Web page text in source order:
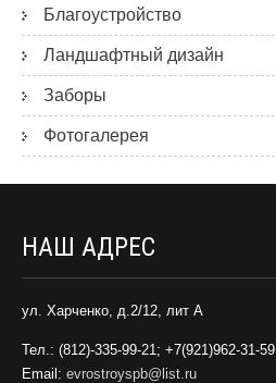
Благоустройство
Ландшафтный дизайн
Заборы
Фотогалерея
НАШ АДРЕС
ул. Харченко, д.2/12, лит А
Тел.: (812)-335-99-21; +7(921)962-31-59
Email: evrostroyspb@list.ru